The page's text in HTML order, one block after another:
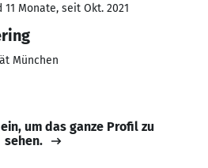
11 Monate, seit Okt. 2021
München
um das ganze Profil zu
sehen.